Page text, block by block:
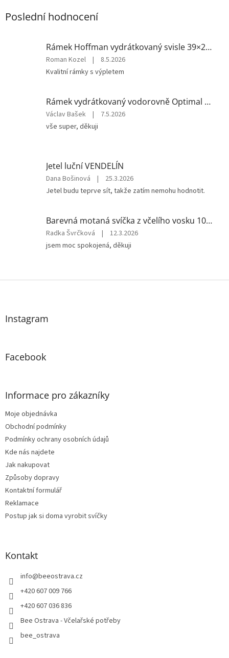
Poslední hodnocení
Rámek Hoffman vydrátkovaný svisle 39×24 (10 ks) – Lipové
Hodnocení
produktu
z
5
hvězdiček.
Roman Kozel |
8.5.2026
Kvalitní rámky s výpletem
Rámek vydrátkovaný vodorovně Optimal Hoffman 42x17 (10 ks) – Lipové
Hodnocení
produktu
5
hvězdiček.
Václav Bašek |
7.5.2026
vše super, děkuji
Jetel luční VENDELÍN
Hodnocení
produktu
z
5
hvězdiček.
Dana Bošinová |
25.3.2026
Jetel budu teprve sít, takže zatím nemohu hodnotit.
Barevná motaná svíčka z včelího vosku 10x4 cm
Hodnocení
produktu
je
5
Radka Švrčková |
12.3.2026
jsem moc spokojená, děkuji
Z
Instagram
Facebook
Informace pro zákazníky
Moje objednávka
Obchodní podmínky
Podmínky ochrany osobních údajů
Kde nás najdete
Jak nakupovat
Způsoby dopravy
Kontaktní formulář
Reklamace
Postup jak si doma vyrobit svíčky
Kontakt
info@beeostrava.cz
+420 607 009 766
+420 607 036 836
Bee Ostrava - Včelařské potřeby
bee_ostrava